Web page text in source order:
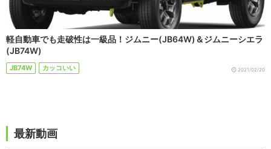
軽自動車でも走破性は一級品！ジムニー(JB64W)＆ジムニーシエラ
(JB74W)
JB74W カッコいい 2021/02/20
最新動画